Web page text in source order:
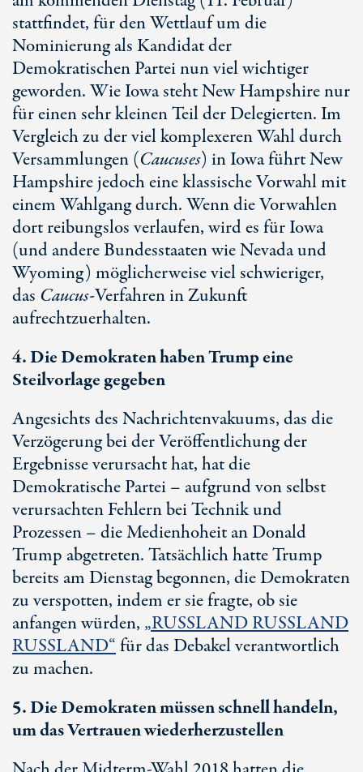
stattfindet, für den Wettlauf um die
Nominierung als Kandidat der
Demokratischen Partei nun viel wichtiger
geworden. Wie Iowa steht New Hampshire nur
für einen sehr kleinen Teil der Delegierten. Im
Vergleich zu der viel komplexeren Wahl durch
Versammlungen (Caucuses) in Iowa führt New
Hampshire jedoch eine klassische Vorwahl mit
einem Wahlgang durch. Wenn die Vorwahlen
dort reibungslos verlaufen, wird es für Iowa
(und andere Bundesstaaten wie Nevada und
Wyoming) möglicherweise viel schwieriger,
das Caucus-Verfahren in Zukunft
aufrechtzuerhalten.
4. Die Demokraten haben Trump eine
Steilvorlage gegeben
Angesichts des Nachrichtenvakuums, das die
Verzögerung bei der Veröffentlichung der
Ergebnisse verursacht hat, hat die
Demokratische Partei – aufgrund von selbst
verursachten Fehlern bei Technik und
Prozessen – die Medienhoheit an Donald
Trump abgetreten. Tatsächlich hatte Trump
bereits am Dienstag begonnen, die Demokraten
zu verspotten, indem er sie fragte, ob sie
anfangen würden, „RUSSLAND RUSSLAND
RUSSLAND“für das Debakel verantwortlich
zu machen.
5. Die Demokraten müssen schnell handeln,
um das Vertrauen wiederherzustellen